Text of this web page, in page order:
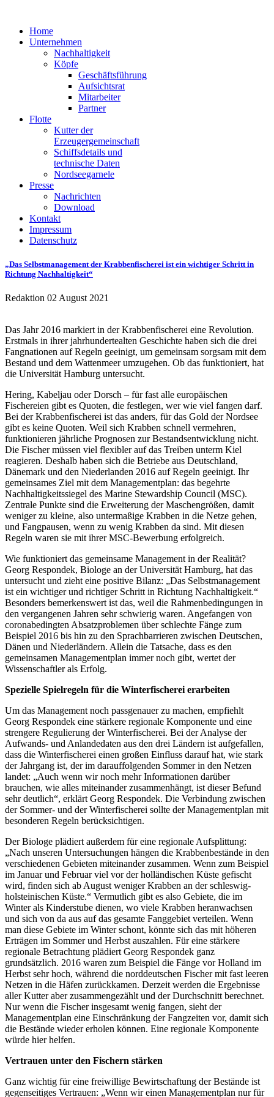
Home
Unternehmen
Nachhaltigkeit
Köpfe
Geschäftsführung
Aufsichtsrat
Mitarbeiter
Partner
Flotte
Kutter der
Erzeugergemeinschaft
Schiffsdetails und
technische Daten
Nordseegarnele
Presse
Nachrichten
Download
Kontakt
Impressum
Datenschutz
„Das Selbstmanagement der Krabbenfischerei ist ein wichtiger Schritt in
Richtung Nachhaltigkeit“
Redaktion 02 August 2021
Das Jahr 2016 markiert in der Krabbenfischerei eine Revolution.
Erstmals in ihrer jahrhundertealten Geschichte haben sich die drei
Fangnationen auf Regeln geeinigt, um gemeinsam sorgsam mit dem
Bestand und dem Wattenmeer umzugehen. Ob das funktioniert, hat
die Universität Hamburg untersucht.
Hering, Kabeljau oder Dorsch – für fast alle europäischen
Fischereien gibt es Quoten, die festlegen, wer wie viel fangen darf.
Bei der Krabbenfischerei ist das anders, für das Gold der Nordsee
gibt es keine Quoten. Weil sich Krabben schnell vermehren,
funktionieren jährliche Prognosen zur Bestandsentwicklung nicht.
Die Fischer müssen viel flexibler auf das Treiben unterm Kiel
reagieren. Deshalb haben sich die Betriebe aus Deutschland,
Dänemark und den Niederlanden 2016 auf Regeln geeinigt. Ihr
gemeinsames Ziel mit dem Managementplan: das begehrte
Nachhaltigkeitssiegel des Marine Stewardship Council (MSC).
Zentrale Punkte sind die Erweiterung der Maschengrößen, damit
weniger zu kleine, also untermaßige Krabben in die Netze gehen,
und Fangpausen, wenn zu wenig Krabben da sind. Mit diesen
Regeln waren sie mit ihrer MSC-Bewerbung erfolgreich.
Wie funktioniert das gemeinsame Management in der Realität?
Georg Respondek, Biologe an der Universität Hamburg, hat das
untersucht und zieht eine positive Bilanz: „Das Selbstmanagement
ist ein wichtiger und richtiger Schritt in Richtung Nachhaltigkeit.“
Besonders bemerkenswert ist das, weil die Rahmenbedingungen in
den vergangenen Jahren sehr schwierig waren. Angefangen von
coronabedingten Absatzproblemen über schlechte Fänge zum
Beispiel 2016 bis hin zu den Sprachbarrieren zwischen Deutschen,
Dänen und Niederländern. Allein die Tatsache, dass es den
gemeinsamen Managementplan immer noch gibt, wertet der
Wissenschaftler als Erfolg.
Spezielle Spielregeln für die Winterfischerei erarbeiten
Um das Management noch passgenauer zu machen, empfiehlt
Georg Respondek eine stärkere regionale Komponente und eine
strengere Regulierung der Winterfischerei. Bei der Analyse der
Aufwands- und Anlandedaten aus den drei Ländern ist aufgefallen,
dass die Winterfischerei einen großen Einfluss darauf hat, wie stark
der Jahrgang ist, der im darauffolgenden Sommer in den Netzen
landet: „Auch wenn wir noch mehr Informationen darüber
brauchen, wie alles miteinander zusammenhängt, ist dieser Befund
sehr deutlich“, erklärt Georg Respondek. Die Verbindung zwischen
der Sommer- und der Winterfischerei sollte der Managementplan mit
besonderen Regeln berücksichtigen.
Der Biologe plädiert außerdem für eine regionale Aufsplittung:
„Nach unseren Untersuchungen hängen die Krabbenbestände in den
verschiedenen Gebieten miteinander zusammen. Wenn zum Beispiel
im Januar und Februar viel vor der holländischen Küste gefischt
wird, finden sich ab August weniger Krabben an der schleswig-
holsteinischen Küste.“ Vermutlich gibt es also Gebiete, die im
Winter als Kinderstube dienen, wo viele Krabben heranwachsen
und sich von da aus auf das gesamte Fanggebiet verteilen. Wenn
man diese Gebiete im Winter schont, könnte sich das mit höheren
Erträgen im Sommer und Herbst auszahlen. Für eine stärkere
regionale Betrachtung plädiert Georg Respondek ganz
grundsätzlich. 2016 waren zum Beispiel die Fänge vor Holland im
Herbst sehr hoch, während die norddeutschen Fischer mit fast leeren
Netzen in die Häfen zurückkamen. Derzeit werden die Ergebnisse
aller Kutter aber zusammengezählt und der Durchschnitt berechnet.
Nur wenn die Fischer insgesamt wenig fangen, sieht der
Managementplan eine Einschränkung der Fangzeiten vor, damit sich
die Bestände wieder erholen können. Eine regionale Komponente
würde hier helfen.
Vertrauen unter den Fischern stärken
Ganz wichtig für eine freiwillige Bewirtschaftung der Bestände ist
gegenseitiges Vertrauen: „Wenn wir einen Managementplan nur für